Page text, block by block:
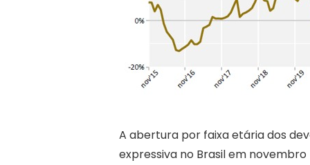
A abertura por faixa etária dos
expressiva no Brasil em